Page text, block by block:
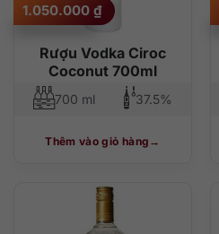
Rượu Vodka Ciroc
Coconut 700ml
1.050.000 ₫
700 ml 37.5%
Thêm vào giỏ hàng